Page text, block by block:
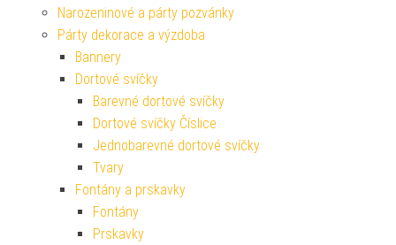
Narozeninové a párty pozvánky
Párty dekorace a výzdoba
Bannery
Dortové svíčky
Barevné dortové svíčky
Dortové svíčky Číslice
Jednobarevné dortové svíčky
Tvary
Fontány a prskavky
Fontány
Prskavky